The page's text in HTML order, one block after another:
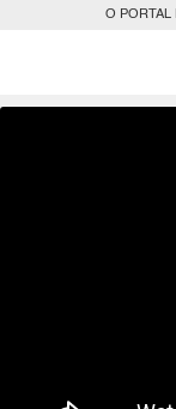
O PORTAL